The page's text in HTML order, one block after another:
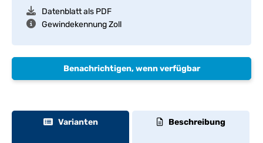
Datenblatt als PDF
Gewindekennung Zoll
Benachrichtigen, wenn verfügbar
Varianten Beschreibung